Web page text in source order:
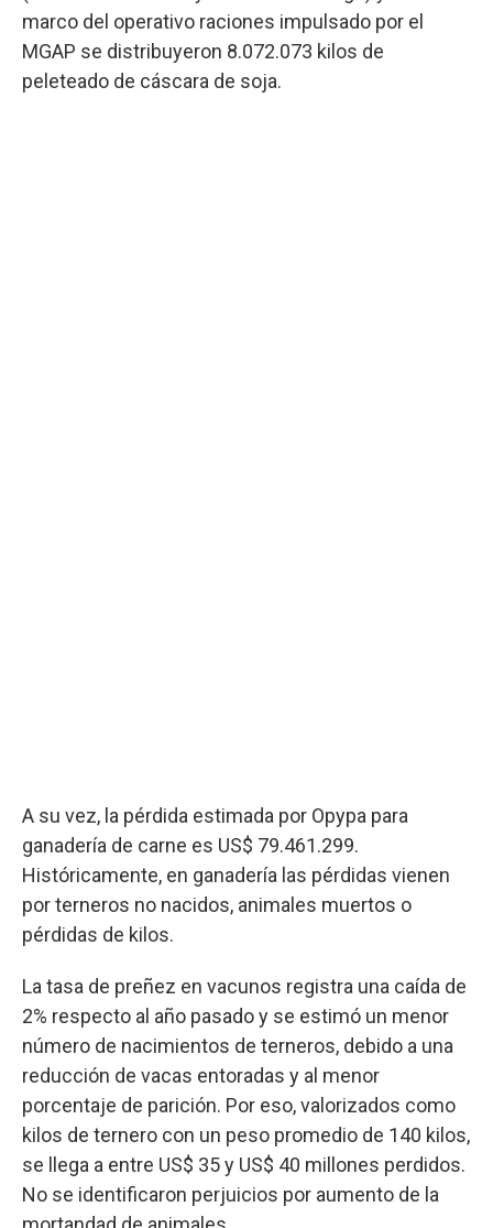
marco del operativo raciones impulsado por el
MGAP se distribuyeron 8.072.073 kilos de
peleteado de cáscara de soja.
A su vez, la pérdida estimada por Opypa para
ganadería de carne es US$ 79.461.299.
Históricamente, en ganadería las pérdidas vienen
por terneros no nacidos, animales muertos o
pérdidas de kilos.
La tasa de preñez en vacunos registra una caída de
2% respecto al año pasado y se estimó un menor
número de nacimientos de terneros, debido a una
reducción de vacas entoradas y al menor
porcentaje de parición. Por eso, valorizados como
kilos de ternero con un peso promedio de 140 kilos,
se llega a entre US$ 35 y US$ 40 millones perdidos.
No se identificaron perjuicios por aumento de la